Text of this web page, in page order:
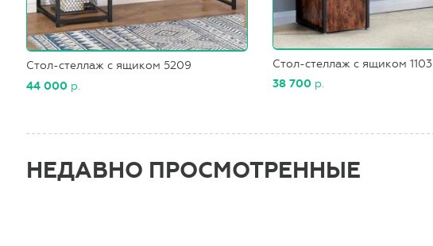
Стол-стеллаж с ящиком 5209
44 000 р.
Стол-стеллаж с ящиком 1103
38 700 р.
НЕДАВНО ПРОСМОТРЕННЫЕ